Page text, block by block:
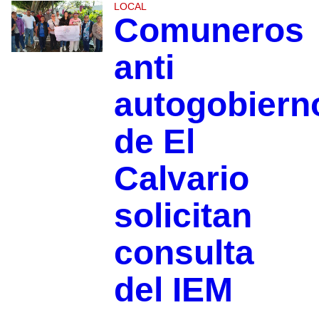
LOCAL
Comuneros
anti
de El
Calvario
solicitan
consulta
del IEM